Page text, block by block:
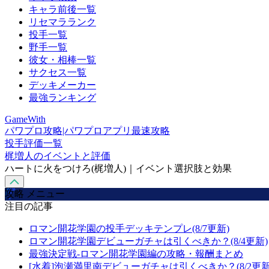
キャラ前後一覧
リセマラランク
投手一覧
野手一覧
彼女・相棒一覧
サクセス一覧
デッキメーカー
最強ランキング
GameWith
パワプロ攻略|パワプロアプリ最速攻略
投手評価一覧
梶増人のイベントと評価
ハートに火をつけろ(梶増人)｜イベント選択肢と効果
攻略 メニュー
注目の記事
ロマン開花学園の投手デッキテンプレ(8/7更新)
ロマン開花学園デビューガチャは引くべきか？(8/4更新)
最強決定戦-ロマン開花学園編の攻略・報酬まとめ
[水着]泡瀬満里南デビューガチャは引くべきか？(8/2更